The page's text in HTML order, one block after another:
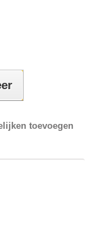
toevoegen